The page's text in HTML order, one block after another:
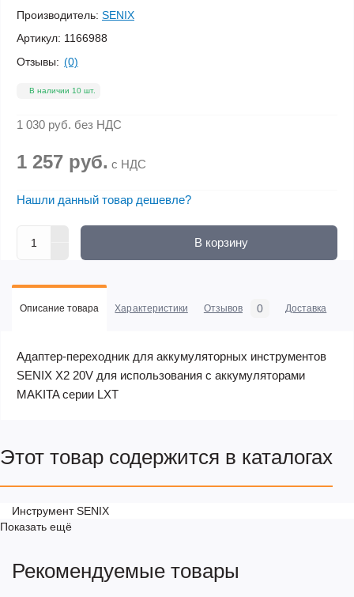
Производитель: SENIX
Артикул: 1166988
Отзывы: (0)
В наличии 10 шт.
1 030 руб. без НДС
1 257 руб. с НДС
Нашли данный товар дешевле?
В корзину
Описание товара Характеристики Отзывов 0 Доставка
Адаптер-переходник для аккумуляторных инструментов
SENIX X2 20V для использования с аккумуляторами
MAKITA серии LXT
Этот товар содержится в каталогах
Инструмент SENIX
Показать ещё
Рекомендуемые товары